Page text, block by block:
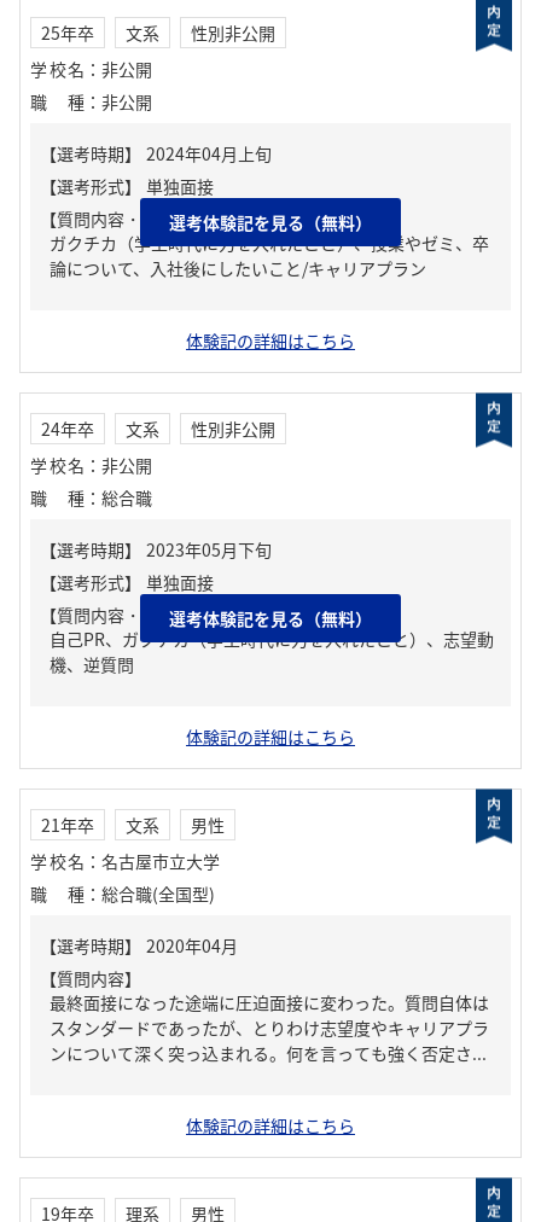
25年卒 文系
性別非公開
学校名 ： 非公開
職種 ： 非公開
【質問内容・課題】
ガクチカ（学生時代に力を入れたこと）、授業やゼミ、卒
論について、入社後にしたいこと/キャリアプラン
選考体験記を見る（無料）
体験記の詳細はこちら
24年卒 文系
性別非公開
学校名 ： 非公開
職種 ： 総合職
【質問内容・課題】
自己PR、ガクチカ（学生時代に力を入れたこと）、志望動
機、逆質問
選考体験記を見る（無料）
体験記の詳細はこちら
21年卒 文系
男性
学校名 ： 名古屋市立大学
職種 ： 総合職(全国型)
【質問内容】
最終面接になった途端に圧迫面接に変わった。質問自体は
スタンダードであったが、とりわけ志望度やキャリアプラ
ンについて深く突っ込まれる。何を言っても強く否定さ...
体験記の詳細はこちら
19年卒 理系
男性